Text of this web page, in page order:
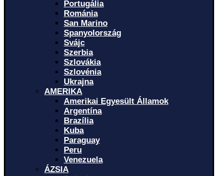
Portugália
Románia
San Marino
Spanyolország
Svájc
Szerbia
Szlovákia
Szlovénia
Ukrajna
AMERIKA
Amerikai Egyesült Államok
Argentína
Brazília
Kuba
Paraguay
Peru
Venezuela
ÁZSIA